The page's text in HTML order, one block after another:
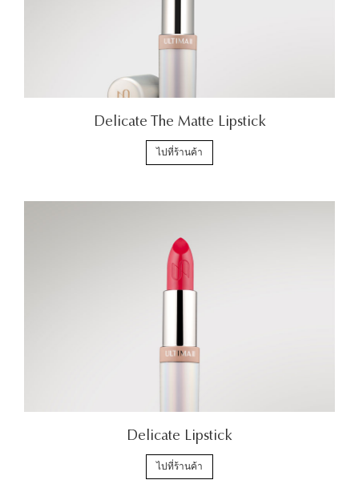
Delicate The Matte Lipstick
ไปที่ร้านค้า
Delicate Lipstick
ไปที่ร้านค้า